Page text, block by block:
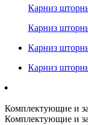
Карниз
Карниз
Карниз
Карниз
Комплектующие и
Комплектующие и